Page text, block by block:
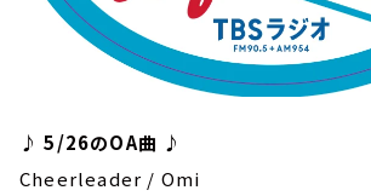
♪ 5/26のOA曲 ♪
Cheerleader / Omi